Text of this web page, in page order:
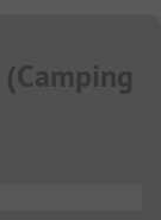
(Camping